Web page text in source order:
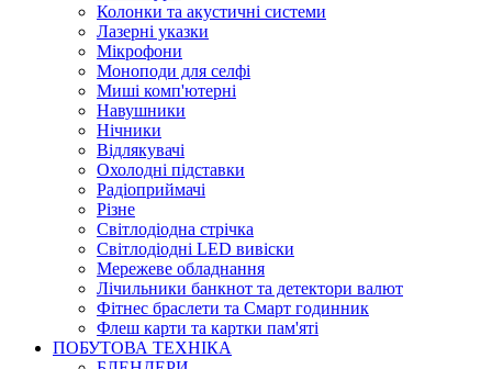
Колонки та акустичні системи
Лазерні указки
Мікрофони
Моноподи для селфі
Миші комп'ютерні
Навушники
Нічники
Відлякувачі
Охолодні підставки
Радіоприймачі
Різне
Світлодіодна стрічка
Світлодіодні LED вивіски
Мережеве обладнання
Лічильники банкнот та детектори валют
Фітнес браслети та Смарт годинник
Флеш карти та картки пам'яті
ПОБУТОВА ТЕХНІКА